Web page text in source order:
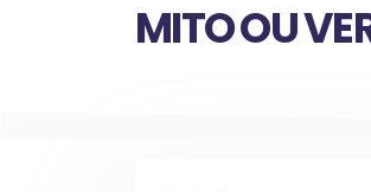
MITO OU